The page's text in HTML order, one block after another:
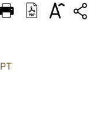
DEUTSCH
PT